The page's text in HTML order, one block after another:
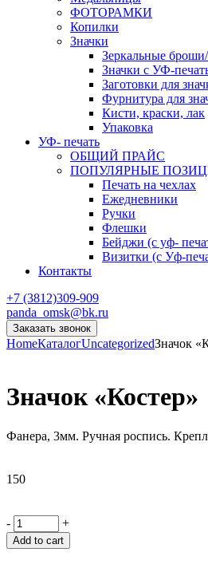
ФОТОРАМКИ
Копилки
Значки
Зеркальные
Значки с УФ-
Заготовки для
Фурнитура для
Кисти, краски, лак
Упаковка
УФ- печать
ОБЩИЙ ПРАЙС
ПОПУЛЯРНЫЕ
Печать на чехлах
Ежедневники
Ручки
Флешки
Бейджи (с уф-
Визитки (с Уф-
Контакты
+7 (3812)309-909
panda_omsk@bk.ru
Заказать звонок
HomeКаталогUncategorizedЗначок
Значок «Костер»
Фанера, 3мм. Ручная роспись.
150
- +
Add to cart